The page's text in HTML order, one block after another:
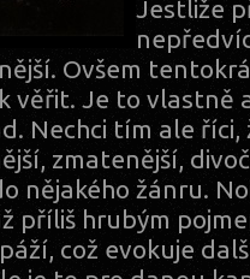
Jestliže
Ovšem
věřit. Je to vlastně
Nechci tím ale říci,
zmatenější,
nějakého žánru.
příliš hrubým
což evokuje